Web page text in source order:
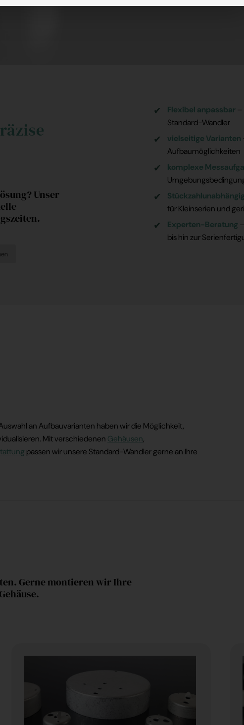
Unser
Flexibel anpassbar–
Standard-Wandler
vielseitige Varianten
Aufbaumöglichkeiten
komplexe
Stückzahlunabhängig
für Kleinserien und
Experten-Beratung
bis hin zur
an Aufbauvarianten haben wir die Möglichkeit,
Mit verschiedenen Gehäusen,
passen wir unsere Standard-Wandler gerne an Ihre
Gerne montieren wir Ihre